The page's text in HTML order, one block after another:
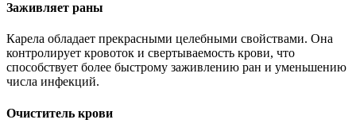
Заживляет раны
Карела обладает прекрасными целебными свойствами. Она
контролирует кровоток и свертываемость крови, что
способствует более быстрому заживлению ран и уменьшению
числа инфекций.
Очиститель крови